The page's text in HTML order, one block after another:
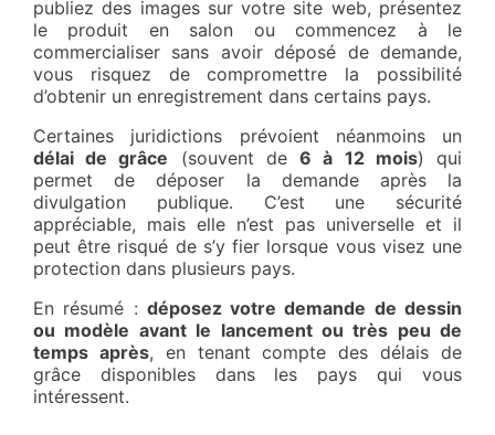
publiez des images sur votre site web, présentez
le produit en salon ou commencez à le
commercialiser sans avoir déposé de demande,
vous risquez de compromettre la possibilité
d’obtenir un enregistrement dans certains pays.
Certaines juridictions prévoient néanmoins un
délai de grâce (souvent de6 à 12 mois) qui
permet de déposer la demande après la
divulgation publique. C’est une sécurité
appréciable, mais elle n’est pas universelle et il
peut être risqué de s’y fier lorsque vous visez une
protection dans plusieurs pays.
En résumé : déposez votre demande de dessin
ou modèle avant le lancement ou très peu de
temps après, en tenant compte des délais de
grâce disponibles dans les pays qui vous
intéressent.